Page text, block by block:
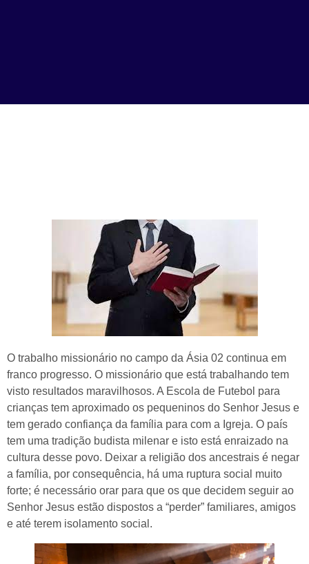
O trabalho missionário no campo da Ásia 02 continua em
franco progresso. O missionário que está trabalhando tem
visto resultados maravilhosos. A Escola de Futebol para
crianças tem aproximado os pequeninos do Senhor Jesus e
tem gerado confiança da família para com a Igreja. O país
tem uma tradição budista milenar e isto está enraizado na
cultura desse povo. Deixar a religião dos ancestrais é negar
a família, por consequência, há uma ruptura social muito
forte; é necessário orar para que os que decidem seguir ao
Senhor Jesus estão dispostos a “perder” familiares, amigos
e até terem isolamento social.